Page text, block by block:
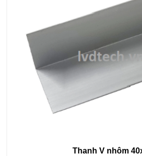
Thanh V nhôm